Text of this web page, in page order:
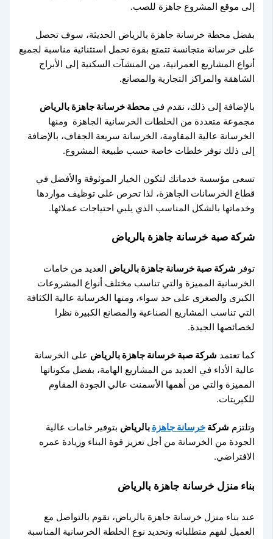
إلى موقع المشروع جاهزة للصب.
بفضل محطة خرسانة جاهزة بالرياض الحديثة، سوف تحصل
على خرسانة متجانسة تتمتع بقوة تحمل استثنائية مناسبة لجميع
أنواع المشاريع العمرانية، من المنشآت السكنية إلى الأبراج
الشاهقة والمراكز التجارية والمصانع.
بالإضافة إلى ذلك، نقدم فيمحطة خرسانة جاهزة بالرياض
مجموعة متعددة من الخلطات الخرسانية الجاهزة ومنها
الخرسانة عالية المقاومة، الخرسانة سريعة الجفاف، بالإضافة
إلى ذلك نوفر خلطات خاصة حسب طبيعة المشروع.
تسعى مؤسسة خدماتك لتكون الخيار الموثوقة والأفضل في
قطاع الخرسانات الجاهزة، لذا تحرص على توظيف مواردها
وخدماتها بالشكل المناسب الذي يلبي احتياجات عملائها.
شركة صبة خرسانة جاهزة بالرياض
توفر شركة صبة خرسانة جاهزة بالرياض العديد من خامات
الخرسانية المميزة والتي تناسب مختلف أنواع المشروعات
الكبرى والصغرى على حد سواء، ومنها الخرسانة عالية الكثافة
التي تناسب المشاريع الصناعية والمصانع الكبيرة نظرا
لخصائصها الجيدة.
كما تعتمد شركة صبة خرسانة جاهزة بالرياض على الخرسانة
عالية الأداء في العديد من المشاريع الهامة، بفضل مكوناتها
المميزة والتي من أهمها الأسمنت عالي الجودة المقاوم
للكبريتات.
وتلتزم شركةخرسانة جاهزة بالرياض بتوفير خامات عالية
الجودة من الخرسانة من أجل تعزيز قوة البناء وزيادة عمره
الافتراضي.
بناء منزل خرسانة جاهزة بالرياض
عند بناء منزل خرسانة جاهزة بالرياض، نقوم بالتواصل مع
العميل لفهم متطلباته وتحديد نوع الخلطة الخرسانية المناسبة